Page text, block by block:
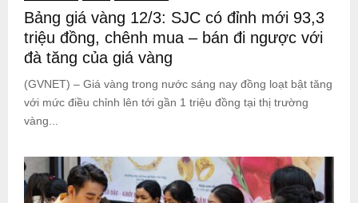
Bảng giá vàng 12/3: SJC có đỉnh mới 93,3
triệu đồng, chênh mua – bán đi ngược với
đà tăng của giá vàng
(GVNET) – Giá vàng trong nước sáng nay đồng loạt bật tăng
với mức điều chỉnh lên tới gần 1 triệu đồng tại thị trường
vàng...